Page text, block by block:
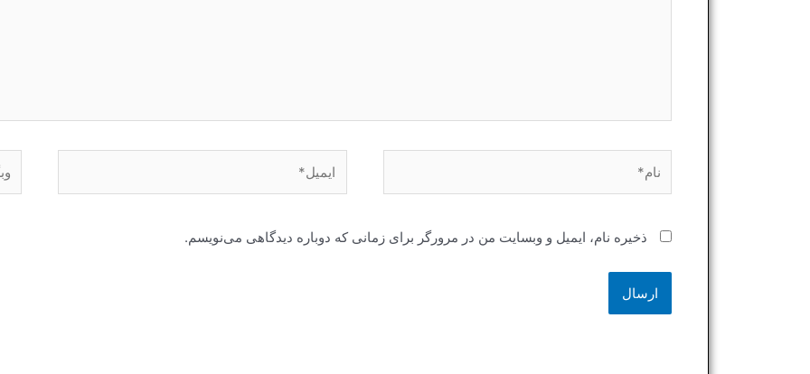
ذخیره نام، ایمیل و وبسایت من در مرورگر برای زمانی که دوباره دیدگاهی می‌نویسم.